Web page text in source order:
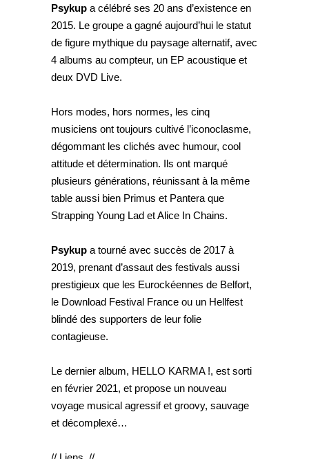
Psykup a célébré ses 20 ans d’existence en
2015. Le groupe a gagné aujourd’hui le statut
de figure mythique du paysage alternatif, avec
4 albums au compteur, un EP acoustique et
deux DVD Live.
Hors modes, hors normes, les cinq
musiciens ont toujours cultivé l’iconoclasme,
dégommant les clichés avec humour, cool
attitude et détermination. Ils ont marqué
plusieurs générations, réunissant à la même
table aussi bien Primus et Pantera que
Strapping Young Lad et Alice In Chains.
Psykup a tourné avec succès de 2017 à
2019, prenant d’assaut des festivals aussi
prestigieux que les Eurockéennes de Belfort,
le Download Festival France ou un Hellfest
blindé des supporters de leur folie
contagieuse.
Le dernier album, HELLO KARMA !, est sorti
en février 2021, et propose un nouveau
voyage musical agressif et groovy, sauvage
et décomplexé…